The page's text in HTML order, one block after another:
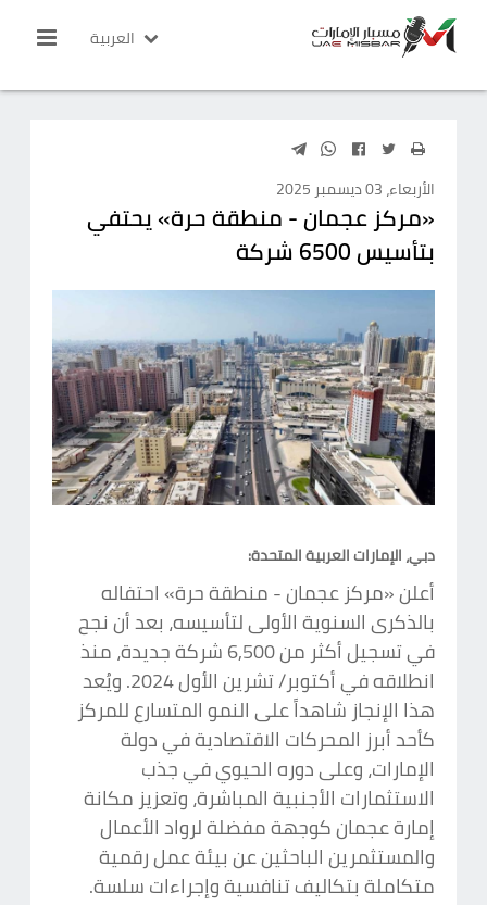
العربية
الأربعاء، 03 ديسمبر 2025
«مركز عجمان - منطقة حرة» يحتفي
بتأسيس 6500 شركة
دبي، الإمارات العربية المتحدة:
أعلن «مركز عجمان - منطقة حرة» احتفاله
بالذكرى السنوية الأولى لتأسيسه، بعد أن نجح
في تسجيل أكثر من 6,500 شركة جديدة، منذ
انطلاقه في أكتوبر/ تشرين الأول 2024. ويُعد
هذا الإنجاز شاهداً على النمو المتسارع للمركز
كأحد أبرز المحركات الاقتصادية في دولة
الإمارات، وعلى دوره الحيوي في جذب
الاستثمارات الأجنبية المباشرة، وتعزيز مكانة
إمارة عجمان كوجهة مفضلة لرواد الأعمال
والمستثمرين الباحثين عن بيئة عمل رقمية
متكاملة بتكاليف تنافسية وإجراءات سلسة.